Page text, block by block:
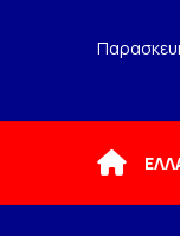
Αρχική